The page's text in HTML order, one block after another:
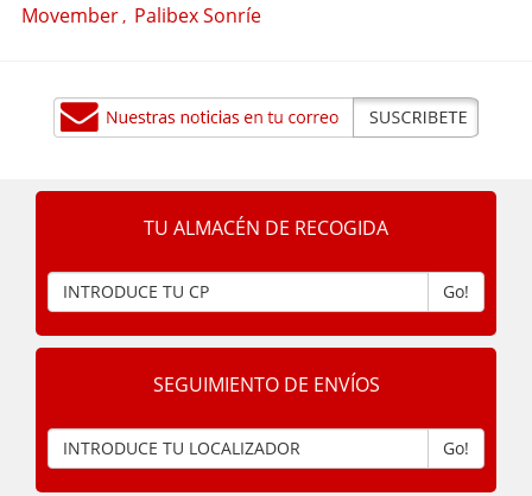
Movember , Palibex Sonríe
TU ALMACÉN DE RECOGIDA
Go!
SEGUIMIENTO DE ENVÍOS
Go!